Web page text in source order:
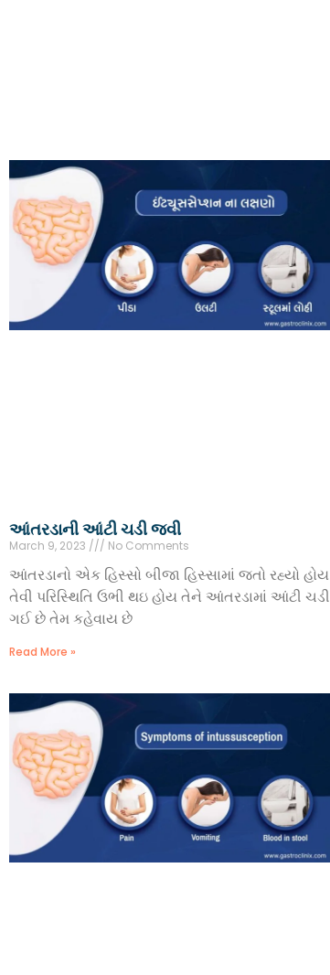
આંતરડાની આંટી ચડી જવી
March 9, 2023 No Comments
આંતરડાનો એક હિસ્સો બીજા હિસ્સામાં જતો રહ્યો હોય
તેવી પરિસ્થિતિ ઉભી થઇ હોય તેને આંતરડામાં આંટી ચડી
ગઈ છે તેમ કહેવાય છે
Read More »